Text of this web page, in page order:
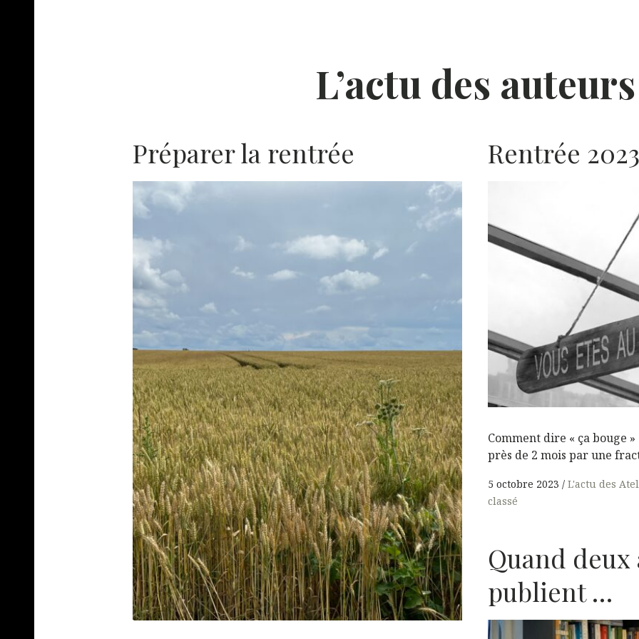
L’actu des auteurs
Préparer la rentrée Rentrée
Comment dire « ça bouge
près de 2 mois par une
5 octobre 2023
L'actu des
classé
Quand
publient …